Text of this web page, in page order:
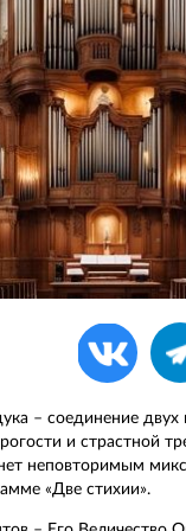
– соединение двух
и страстной
неповторимым
«Две стихии».